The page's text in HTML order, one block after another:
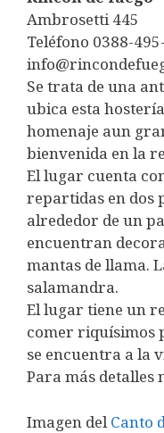
Ambrosetti 445
Teléfono 0388-
Se trata de una
ubica esta
homenaje aun
bienvenida en la
El lugar cuenta
repartidas en dos
alrededor de un
encuentran
mantas de llama.
salamandra.
El lugar tiene un
comer riquísimos
se encuentra a la
Para más detalles
Imagen del Canto